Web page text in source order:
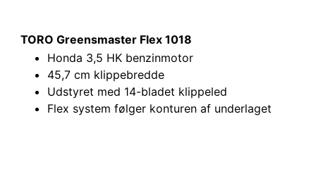
TORO Greensmaster Flex 1018
Honda 3,5 HK benzinmotor
45,7 cm klippebredde
Udstyret med 14-bladet klippeled
Flex system følger konturen af underlaget